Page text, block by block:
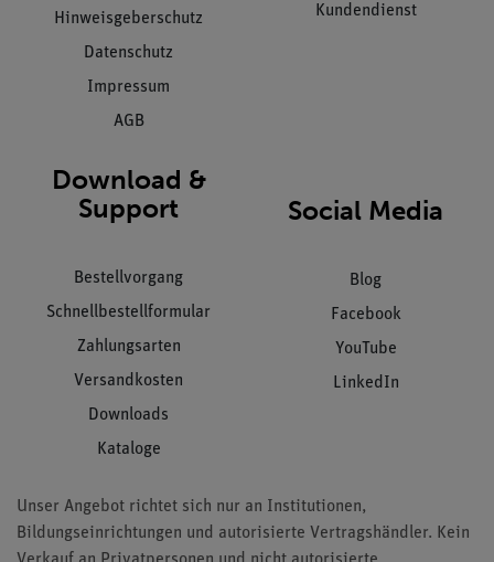
Hinweisgeberschutz
Datenschutz
Impressum
AGB
Kundendienst
Download &
Support
Bestellvorgang
Schnellbestellformular
Zahlungsarten
Versandkosten
Downloads
Kataloge
Social Media
Blog
Facebook
YouTube
LinkedIn
Unser Angebot richtet sich nur an Institutionen,
Bildungseinrichtungen und autorisierte Vertragshändler. Kein